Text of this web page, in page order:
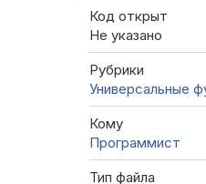
Код открыт
Не указано
Рубрики
Универсальные
Кому
Программист
Тип файла